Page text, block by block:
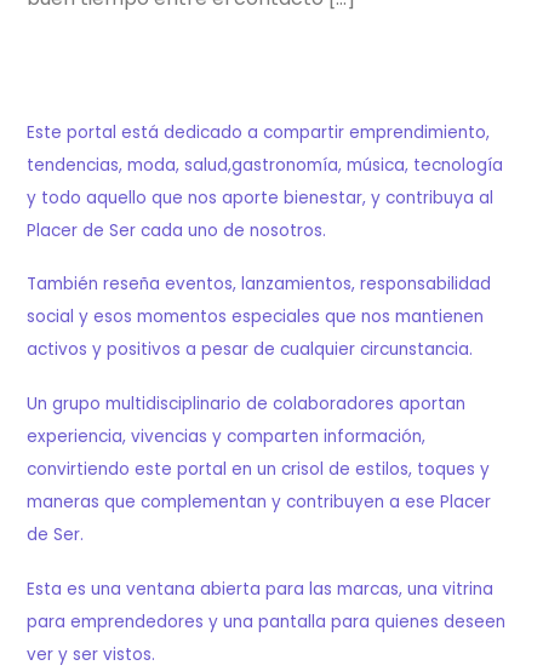
Este portal está dedicado a compartir emprendimiento,
tendencias, moda, salud,gastronomía, música, tecnología
y todo aquello que nos aporte bienestar, y contribuya al
Placer de Ser cada uno de nosotros.
También reseña eventos, lanzamientos, responsabilidad
social y esos momentos especiales que nos mantienen
activos y positivos a pesar de cualquier circunstancia.
Un grupo multidisciplinario de colaboradores aportan
experiencia, vivencias y comparten información,
convirtiendo este portal en un crisol de estilos, toques y
maneras que complementan y contribuyen a ese Placer
de Ser.
Esta es una ventana abierta para las marcas, una vitrina
para emprendedores y una pantalla para quienes deseen
ver y ser vistos.